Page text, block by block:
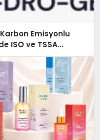
Emisyonlu
ISO ve TSSA